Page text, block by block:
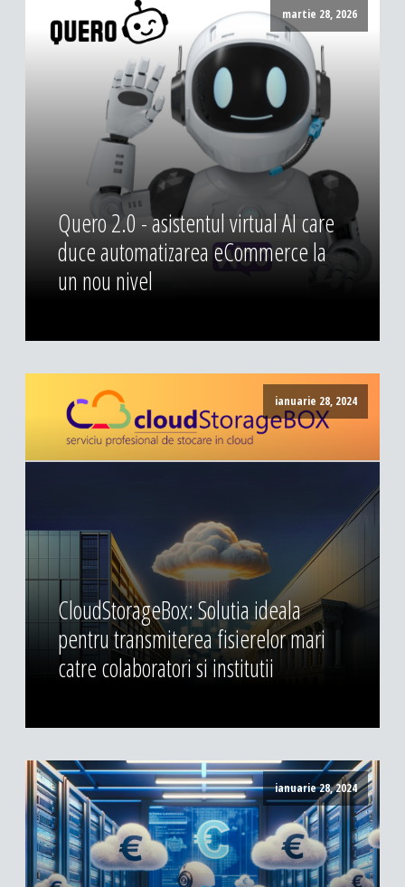
martie 28, 2026
Quero 2.0 - asistentul virtual AI care
duce automatizarea eCommerce la
un nou nivel
ianuarie 28, 2024
CloudStorageBox: Solutia ideala
pentru transmiterea fisierelor mari
catre colaboratori si institutii
ianuarie 28, 2024